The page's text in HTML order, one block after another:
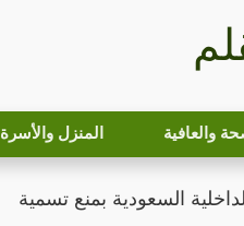
والعافية المنزل والأسرة
السعودية بمنع تسمية